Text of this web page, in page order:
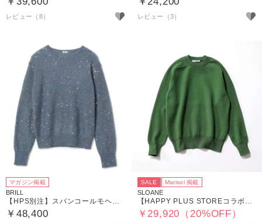
レビュー（8） レビュー（3）
マガジン掲載
BRILL
￥48,400
SALE Marisol 掲載
SLOANE
￥29,920（20%OFF）